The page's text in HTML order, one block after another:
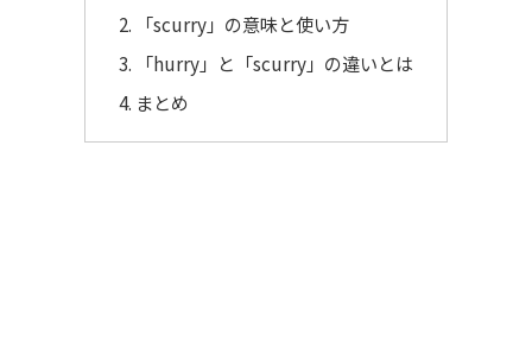
「scurry」の意味と使い方
「hurry」と「scurry」の違いとは
まとめ